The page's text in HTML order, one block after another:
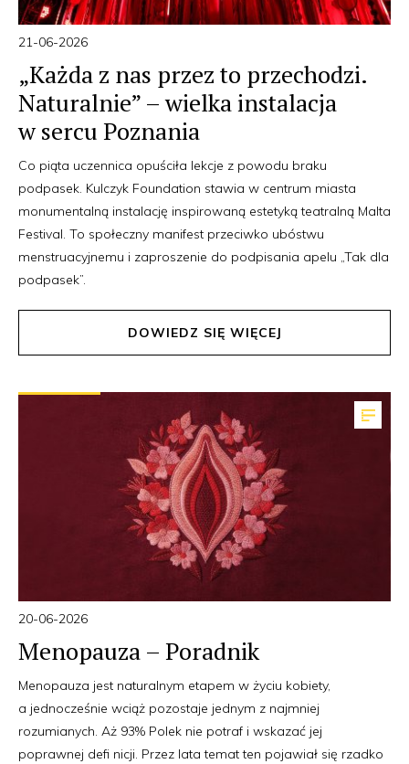
21-06-2026
„Każda z nas przez to przechodzi.
Naturalnie” – wielka instalacja
w sercu Poznania
Co piąta uczennica opuściła lekcje z powodu braku
podpasek. Kulczyk Foundation stawia w centrum miasta
monumentalną instalację inspirowaną estetyką teatralną Malta
Festival. To społeczny manifest przeciwko ubóstwu
menstruacyjnemu i zaproszenie do podpisania apelu „Tak dla
podpasek”.
DOWIEDZ SIĘ WIĘCEJ
20-06-2026
Menopauza – Poradnik
Menopauza jest naturalnym etapem w życiu kobiety,
a jednocześnie wciąż pozostaje jednym z najmniej
rozumianych. Aż 93% Polek nie potraf i wskazać jej
poprawnej defi nicji. Przez lata temat ten pojawiał się rzadko